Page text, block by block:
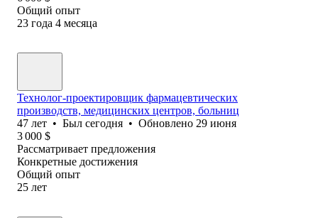
Общий опыт
23 года 4 месяца
Технолог-проектировщик фармацевтических
производств, медицинских центров, больниц
47 лет • Был сегодня • Обновлено 29 июня
3 000 $
Рассматривает предложения
Конкретные достижения
Общий опыт
25 лет